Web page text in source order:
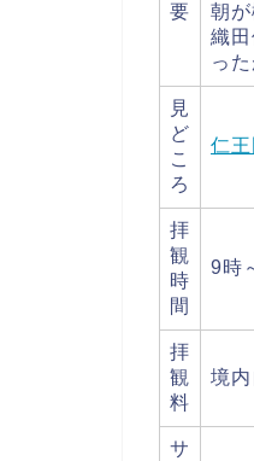
要
朝
織
っ
見
ど
こ
ろ
仁王
拝
観
時
間
9時
拝
観
料
境
サ